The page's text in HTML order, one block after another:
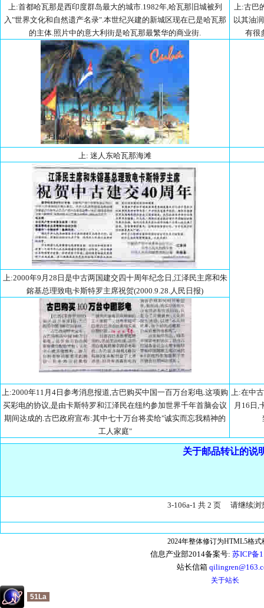
上:首都哈瓦那是西印度群岛最大的城市.1982年,哈瓦那旧城被列
入"世界文化和自然遗产名录".本世纪兴建的新城区现在已是哈瓦那
的主体.照片中的意大利街是哈瓦那最繁华的商业街.
上:古巴
以其油
有很
上: 迷人东哈瓦那海滩
上:2000年9月28日是中古两国建交四十周年纪念日,江泽民主席和朱
鎔基总理致电卡斯特罗主席祝贺(2000.9.28.人民日报)
上:2000年11月4日参考消息报道,古巴购买中国一百万台彩电.这项购
买彩电的协议,是由卡斯特罗和江泽民在纽约参加世界千年首脑会议
期间达成的.古巴政府宣布:其中七十万台将卖给"诚实而忘我精神的
工人家庭"
上:在中
月16日,
关于邮品转让的说
3-106a-1 共 2 页 请继续浏
2024年整体修订为HTML5格式
信息产业部2014备案号: 苏ICP备
站长信箱
关于站长
51La